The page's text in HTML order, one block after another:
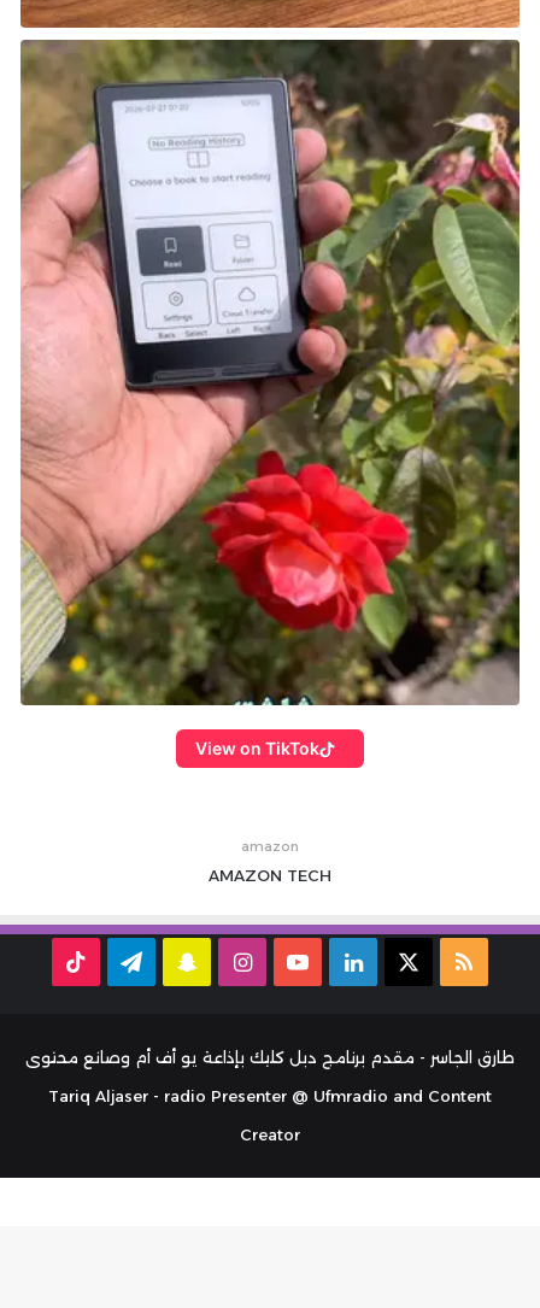
View on TikTok
amazon
AMAZON TECH
ملخص
RSS
لينكدإن ‫YouTubeانستقرامسناب تيلقرام
طارق الجاسر - مقدم برنامج دبل كليك بإذاعة يو أف أم وصانع محتوى
Tariq Aljaser - radio Presenter @ Ufmradio and Content
Creator